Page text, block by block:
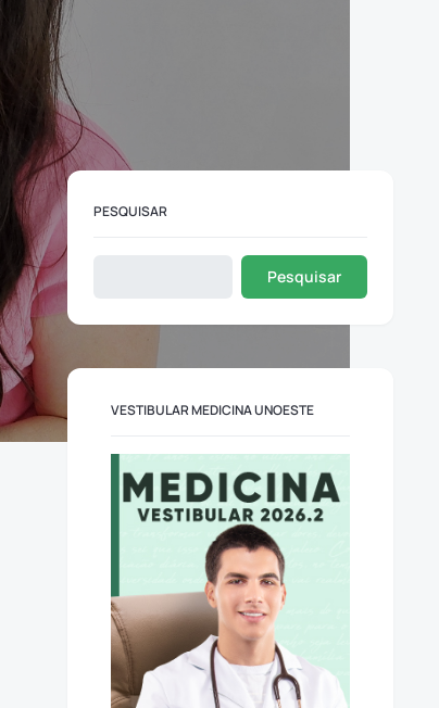
PESQUISAR
Pesquisar
VESTIBULAR MEDICINA UNOESTE